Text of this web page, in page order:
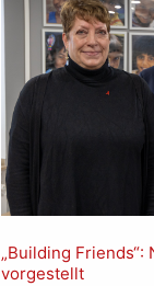
„Building
vorgestellt